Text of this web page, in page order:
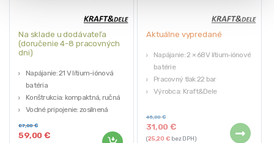
Na sklade u dodávateľa
(doručenie 4-8 pracovných
dni)
Napájanie: 21 V lítium-iónová
batéria
Konštrukcia: kompaktná, ručná
Vodné pripojenie: zosilnená
rýchlospojka
59,00€
87,00€
Aktuálne vypredané
Napájanie: 2 × 68 V lítium‑iónové
batérie
Pracovný tlak 22 bar
Výrobca: Kraft&Dele
31,00€
45,00€
(25,20€bez DPH)